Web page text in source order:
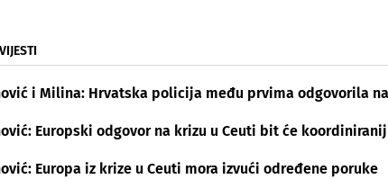
i Milina: Hrvatska policija među prvima odgovorila
Europski odgovor na krizu u Ceuti bit će
Europa iz krize u Ceuti mora izvući određene poruke